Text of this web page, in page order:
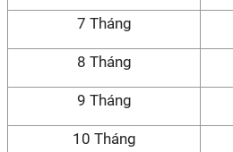
7 Tháng
8 Tháng
9 Tháng
10 Tháng